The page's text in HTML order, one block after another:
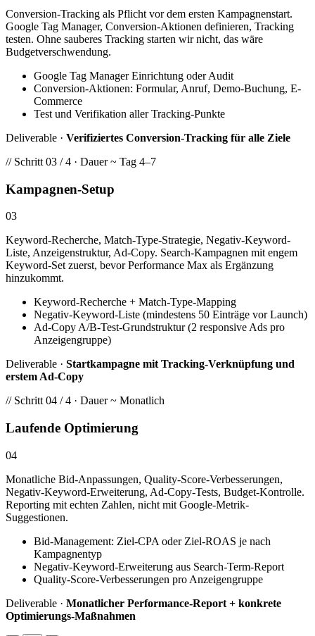
Conversion-Tracking als Pflicht vor dem ersten Kampagnenstart.
Google Tag Manager, Conversion-Aktionen definieren, Tracking
testen. Ohne sauberes Tracking starten wir nicht, das wäre
Budgetverschwendung.
Google Tag Manager Einrichtung oder Audit
Conversion-Aktionen: Formular, Anruf, Demo-Buchung, E-
Commerce
Test und Verifikation aller Tracking-Punkte
Deliverable · Verifiziertes Conversion-Tracking für alle Ziele
// Schritt 03 / 4 · Dauer ~ Tag 4–7
Kampagnen-Setup
03
Keyword-Recherche, Match-Type-Strategie, Negativ-Keyword-
Liste, Anzeigenstruktur, Ad-Copy. Search-Kampagnen mit engem
Keyword-Set zuerst, bevor Performance Max als Ergänzung
hinzukommt.
Keyword-Recherche + Match-Type-Mapping
Negativ-Keyword-Liste (mindestens 50 Einträge vor Launch)
Ad-Copy A/B-Test-Grundstruktur (2 responsive Ads pro
Anzeigengruppe)
Deliverable · Startkampagne mit Tracking-Verknüpfung und
erstem Ad-Copy
// Schritt 04 / 4 · Dauer ~ Monatlich
Laufende Optimierung
04
Monatliche Bid-Anpassungen, Quality-Score-Verbesserungen,
Negativ-Keyword-Erweiterung, Ad-Copy-Tests, Budget-Kontrolle.
Reporting mit echten Zahlen, nicht mit Google-Metrik-
Suggestionen.
Bid-Management: Ziel-CPA oder Ziel-ROAS je nach
Kampagnentyp
Negativ-Keyword-Erweiterung aus Search-Term-Report
Quality-Score-Verbesserungen pro Anzeigengruppe
Deliverable · Monatlicher Performance-Report + konkrete
Optimierungs-Maßnahmen